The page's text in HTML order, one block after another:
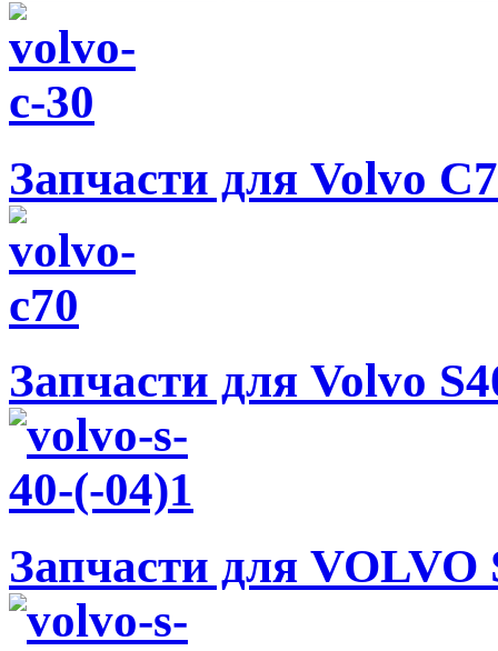
Запчасти для Volvo
Запчасти для Volvo
Запчасти для VOLVO